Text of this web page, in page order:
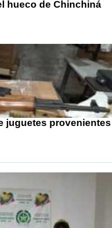
hueco de Chinchiná
juguetes provenientes